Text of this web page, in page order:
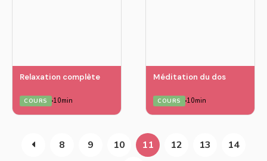
Relaxation complète
COURS 10min
Méditation du dos
COURS 10min
8 9 10 11 12 13 14